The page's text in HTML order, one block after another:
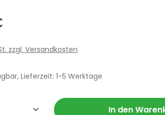
zzgl. Versandkosten
Lieferzeit: 1-5 Werktage
Anzahl: Gib den In den